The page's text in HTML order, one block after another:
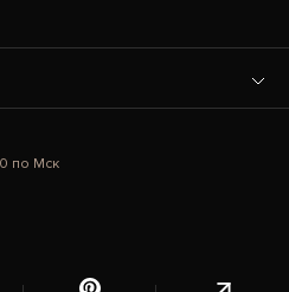
по Мск